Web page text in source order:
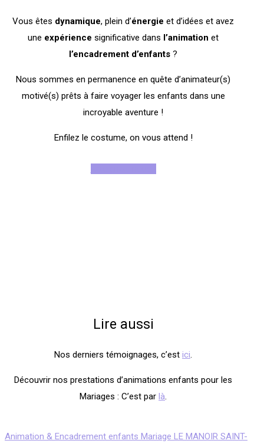
Vous êtes dynamique, plein d’énergie et d’idées et avez
une expérience significative dans l’animation et
l’encadrement d’enfants ?
Nous sommes en permanence en quête d’animateur(s)
motivé(s) prêts à faire voyager les enfants dans une
incroyable aventure !
Enfilez le costume, on vous attend !
Lire aussi
Nos derniers témoignages, c’est ici.
Découvrir nos prestations d’animations enfants pour les
Mariages : C’est par là.
Animation & Encadrement enfants Mariage LE MANOIR SAINT-